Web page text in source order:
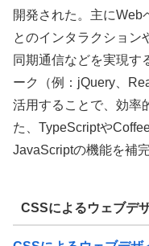
開発された。主にWeb
とのインタラクション
同期通信などを実現す
ーク（例：jQuery、
活用することで、効率
た、TypeScriptや
JavaScriptの機能を補
CSSによるウェブデ